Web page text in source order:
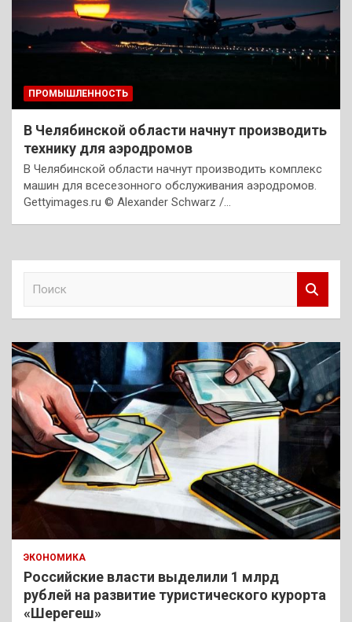
ПРОМЫШЛЕННОСТЬ
В Челябинской области начнут производить
технику для аэродромов
В Челябинской области начнут производить комплекс
машин для всесезонного обслуживания аэродромов.
Gettyimages.ru © Alexander Schwarz /…
к
ЭКОНОМИКА
Российские власти выделили 1 млрд
рублей на развитие туристического курорта
«Шерегеш»